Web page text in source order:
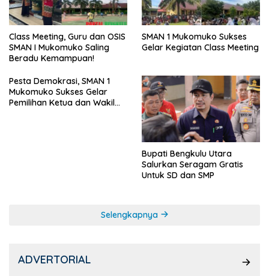
Class Meeting, Guru dan OSIS
SMAN I Mukomuko Saling
Beradu Kemampuan!
SMAN 1 Mukomuko Sukses
Gelar Kegiatan Class Meeting
Pesta Demokrasi, SMAN 1
Mukomuko Sukses Gelar
Pemilihan Ketua dan Wakil
Bupati Bengkulu Utara
Salurkan Seragam Gratis
Untuk SD dan SMP
Selengkapnya
ADVERTORIAL